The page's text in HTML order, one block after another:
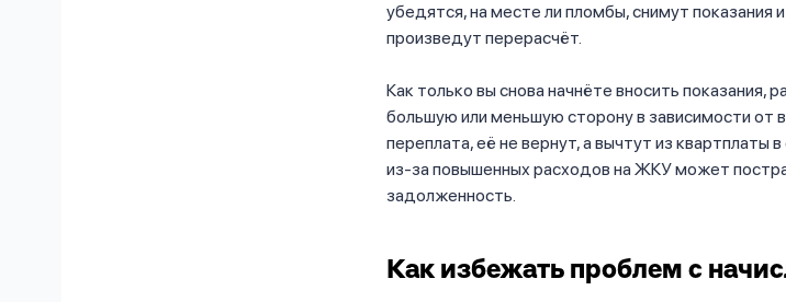
убедятся, на месте ли пломбы, снимут показания
произведут перерасчёт.
Как только вы снова начнёте вносить показания,
большую или меньшую сторону в зависимости от
переплата, её не вернут, а вычтут из
из-за повышенных расходов на ЖКУ может
задолженность.
Как избежать проблем с